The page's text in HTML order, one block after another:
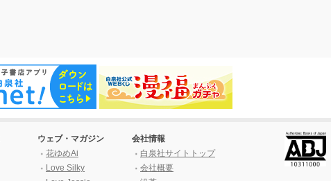
ウェブ・マガジン
花ゆめAi
Love Silky
会社情報
白泉社サイトトップ
会社概要